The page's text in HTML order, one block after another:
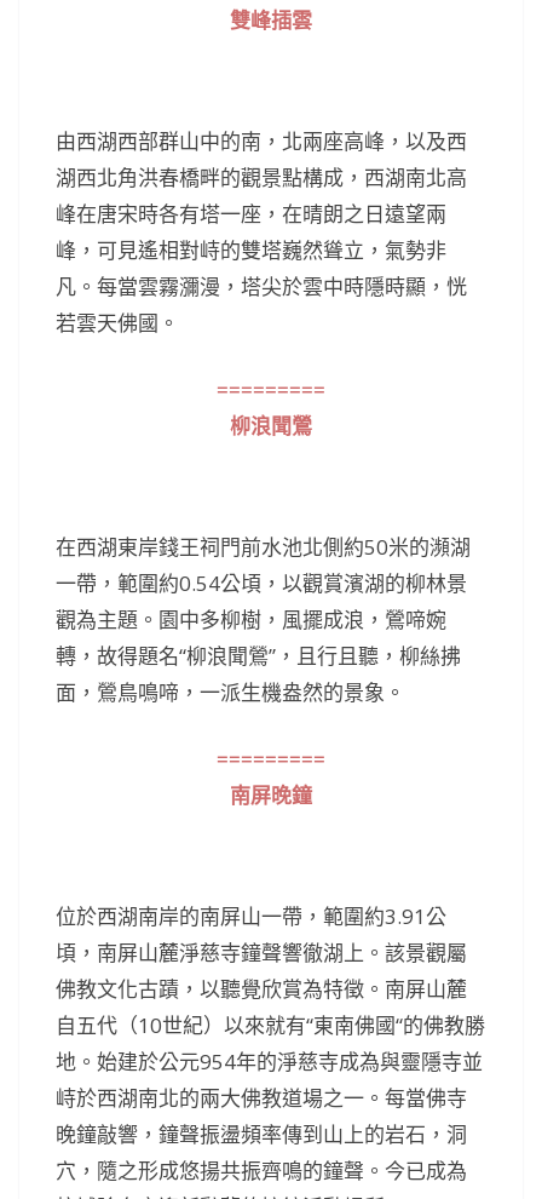
雙峰插雲
由西湖西部群山中的南，北兩座高峰，以及西
湖西北角洪春橋畔的觀景點構成，西湖南北高
峰在唐宋時各有塔一座，在晴朗之日遠望兩
峰，可見遙相對峙的雙塔巍然聳立，氣勢非
凡。每當雲霧瀰漫，塔尖於雲中時隱時顯，恍
若雲天佛國。
=========
柳浪聞鶯
在西湖東岸錢王祠門前水池北側約50米的瀕湖
一帶，範圍約0.54公頃，以觀賞濱湖的柳林景
觀為主題。園中多柳樹，風擺成浪，鶯啼婉
轉，故得題名“柳浪聞鶯”，且行且聽，柳絲拂
面，鶯鳥鳴啼，一派生機盎然的景象。
=========
南屏晚鐘
位於西湖南岸的南屏山一帶，範圍約3.91公
頃，南屏山麓淨慈寺鐘聲響徹湖上。該景觀屬
佛教文化古蹟，以聽覺欣賞為特徵。南屏山麓
自五代（10世紀）以來就有“東南佛國“的佛教勝
地。始建於公元954年的淨慈寺成為與靈隱寺並
峙於西湖南北的兩大佛教道場之一。每當佛寺
晚鐘敲響，鐘聲振盪頻率傳到山上的岩石，洞
穴，隨之形成悠揚共振齊鳴的鐘聲。今已成為